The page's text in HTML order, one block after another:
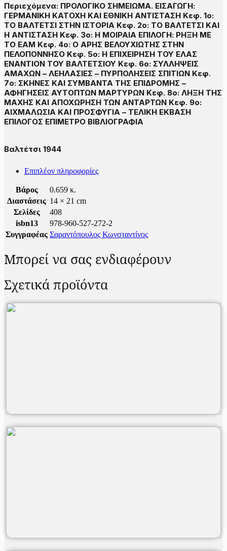
Περιεχόμενα: ΠΡΟΛΟΓΙΚΟ ΣΗΜΕΙΩΜΑ. ΕΙΣΑΓΩΓΗ:
ΓΕΡΜΑΝΙΚΗ ΚΑΤΟΧΗ ΚΑΙ ΕΘΝΙΚΗ ΑΝΤΙΣΤΑΣΗ Κεφ. 1ο:
ΤΟ ΒΑΛΤΕΤΣΙ ΣΤΗΝ ΙΣΤΟΡΙΑ Κεφ. 2ο: ΤΟ ΒΑΛΤΕΤΣΙ ΚΑΙ
Η ΑΝΤΙΣΤΑΣΗ Κεφ. 3ο: Η ΜΟΙΡΑΙΑ ΕΠΙΛΟΓΗ: ΡΗΞΗ ΜΕ
ΤΟ ΕΑΜ Κεφ. 4ο: Ο ΑΡΗΣ ΒΕΛΟΥΧΙΩΤΗΣ ΣΤΗΝ
ΠΕΛΟΠΟΝΝΗΣΟ Κεφ. 5ο: Η ΕΠΙΧΕΙΡΗΣΗ ΤΟΥ ΕΛΑΣ
ΕΝΑΝΤΙΟΝ ΤΟΥ ΒΑΛΤΕΤΣΙΟΥ Κεφ. 6ο: ΣΥΛΛΗΨΕΙΣ
ΑΜΑΧΩΝ – ΛΕΗΛΑΣΙΕΣ – ΠΥΡΠΟΛΗΣΕΙΣ ΣΠΙΤΙΩΝ Κεφ.
7ο: ΣΚΗΝΕΣ ΚΑΙ ΣΥΜΒΑΝΤΑ ΤΗΣ ΕΠΙΔΡΟΜΗΣ –
ΑΦΗΓΗΣΕΙΣ ΑΥΤΟΠΤΩΝ ΜΑΡΤΥΡΩΝ Κεφ. 8ο: ΛΗΞΗ ΤΗΣ
ΜΑΧΗΣ ΚΑΙ ΑΠΟΧΩΡΗΣΗ ΤΩΝ ΑΝΤΑΡΤΩΝ Κεφ. 9ο:
ΑΙΧΜΑΛΩΣΙΑ ΚΑΙ ΠΡΟΣΦΥΓΙΑ – ΤΕΛΙΚΗ ΕΚΒΑΣΗ
ΕΠΙΛΟΓΟΣ ΕΠΙΜΕΤΡΟ ΒΙΒΛΙΟΓΡΑΦΙΑ
Βαλτέτσι 1944
Επιπλέον πληροφορίες
Βάρος
0.659 κ.
Διαστάσεις 14 × 21 cm
Σελίδες
408
isbn13
978-960-527-272-2
Συγγραφέας Σαραντόπουλος Κωνσταντίνος
Μπορεί να σας ενδιαφέρουν
Σχετικά προϊόντα